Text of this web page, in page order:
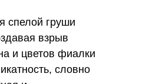
спелой груши
взрыв
и цветов фиалки
словно